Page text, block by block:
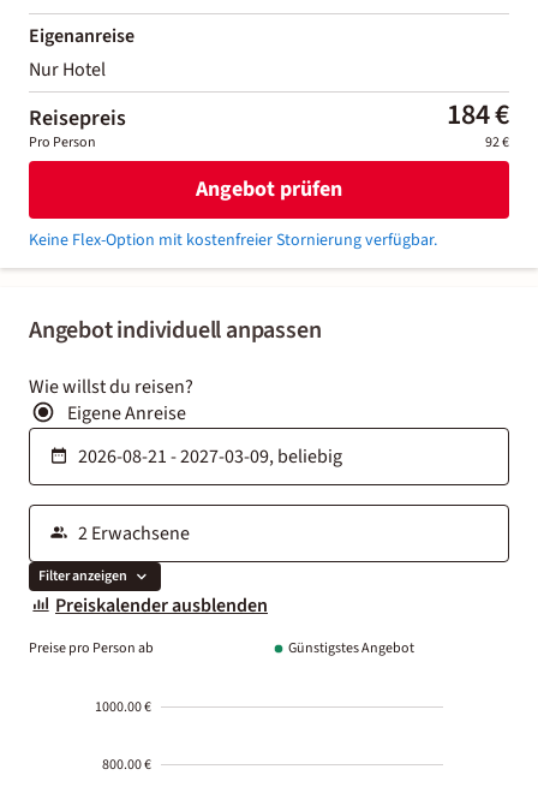
Angebot individuell anpassen
Wie willst du reisen?
Eigene Anreise
Filter anzeigen
Preiskalender ausblenden
Preise pro Person ab Günstigstes Angebot
1000.00 €
800.00 €
Eigenanreise
Nur Hotel
Reisepreis 184 €
Pro Person 92 €
Angebot prüfen
Keine Flex-Option mit kostenfreier Stornierung verfügbar.